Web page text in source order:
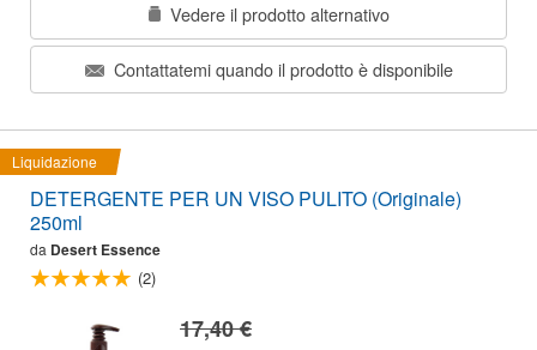
Vedere il prodotto alternativo
Contattatemi quando il prodotto è disponibile
Liquidazione
DETERGENTE PER UN VISO PULITO (Originale)
250ml
da Desert Essence
(2)
17,40 €